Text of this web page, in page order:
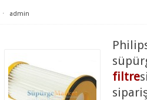
⋅ admin
filtre